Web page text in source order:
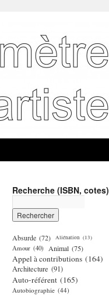
Recherche (ISBN, cotes)
Absurde (72) Aliénation (13)
Amour (40) Animal (75)
Appel à contributions (164)
Architecture (91)
Auto-référent (165)
Autobiographie (44)